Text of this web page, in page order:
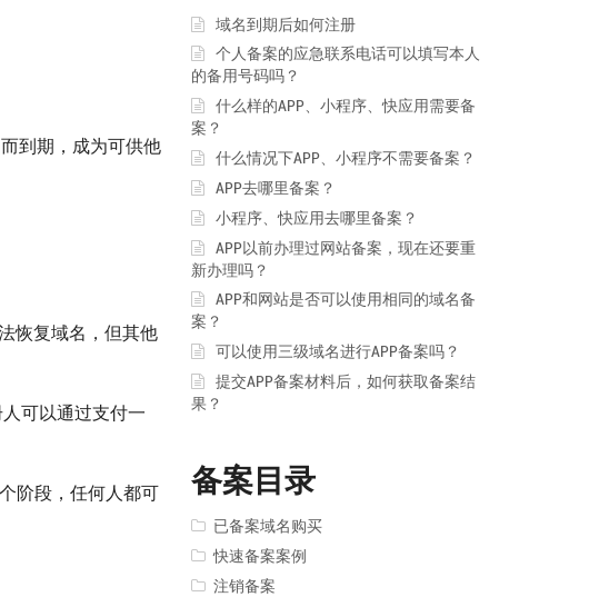
到期，成为可供他
恢复域名，但其他
可以通过支付一
阶段，任何人都可
域名到期后如何注册
个人备案的应急联系电话可以填写本人
的备用号码吗？
什么样的APP、小程序、快应用需要备
案？
什么情况下APP、小程序不需要备案？
APP去哪里备案？
小程序、快应用去哪里备案？
APP以前办理过网站备案，现在还要重
新办理吗？
APP和网站是否可以使用相同的域名备
案？
可以使用三级域名进行APP备案吗？
提交APP备案材料后，如何获取备案结
果？
备案目录
已备案域名购买
快速备案案例
注销备案